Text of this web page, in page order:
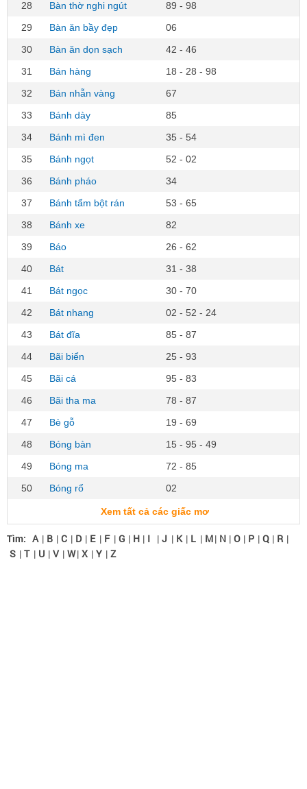
28
Bàn thờ nghi ngút
89 - 98
29
Bàn ăn bầy đẹp
06
30
Bàn ăn dọn sạch
42 - 46
31
Bán hàng
18 - 28 - 98
32
Bán nhẫn vàng
67
33
Bánh dày
85
34
Bánh mì đen
35 - 54
35
Bánh ngọt
52 - 02
36
Bánh pháo
34
37
Bánh tẩm bột rán
53 - 65
38
Bánh xe
82
39
Báo
26 - 62
40
Bát
31 - 38
41
Bát ngọc
30 - 70
42
Bát nhang
02 - 52 - 24
43
Bát đĩa
85 - 87
44
Bãi biển
25 - 93
45
Bãi cá
95 - 83
46
Bãi tha ma
78 - 87
47
Bè gỗ
19 - 69
48
Bóng bàn
15 - 95 - 49
49
Bóng ma
72 - 85
50
Bóng rổ 02
Xem tất cả các giấc mơ
Tìm: A | B | C | D | E | F | G | H | I | J | K | L | M| N | O | P | Q | R |
S | T | U | V | W| X | Y | Z